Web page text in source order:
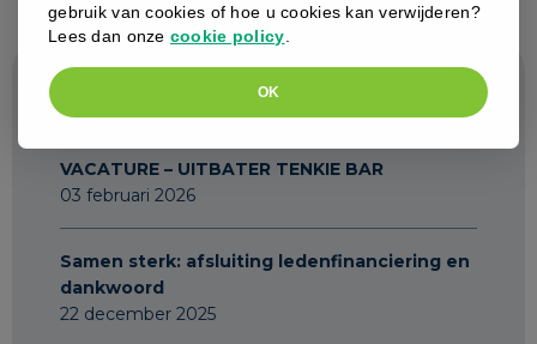
VACATURE – UITBATER TENKIE BAR
03 februari 2026
Samen sterk: afsluiting ledenfinanciering en
dankwoord
22 december 2025
gebruik van cookies of hoe u cookies kan verwijderen?
Lees dan onze cookie policy
OK